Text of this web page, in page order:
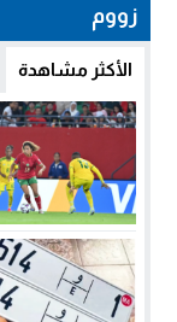
زووم
الأكثر مشاهدة